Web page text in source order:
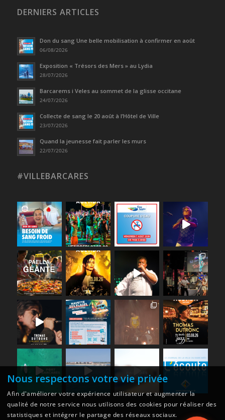
DERNIERS ARTICLES
Don du sang Une belle mobilisation à confirmer en août
06/08/2026
Exposition « Trésors des Mers » au Lydia
28/07/2026
Barcarems i Veles au sommet de la glisse occitane
24/07/2026
Collecte de sang le 20 août à l’Hôtel de Ville
23/07/2026
Quand la jeunesse fait parler les murs
22/07/2026
#VILLEBARCARES
Nous respectons votre vie privée
Afin d'améliorer votre expérience utilisateur et augmenter la
qualité de notre service nous utilisons des cookies pour réaliser des
statistiques et intégrer le partage des réseaux sociaux.